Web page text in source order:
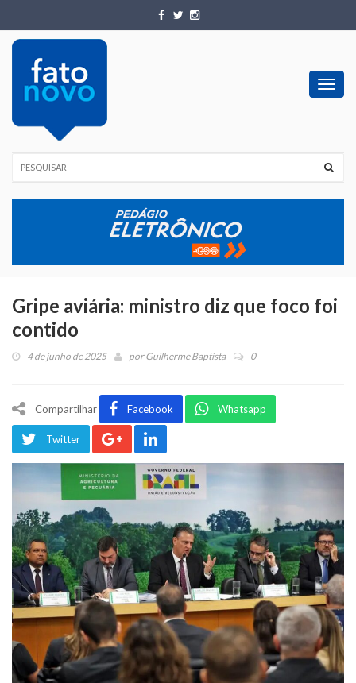
Gripe aviária: ministro diz que foco foi
contido
4 de junho de 2025 porGuilherme Baptista 0
Compartilhar Facebook Whatsapp
Twitter